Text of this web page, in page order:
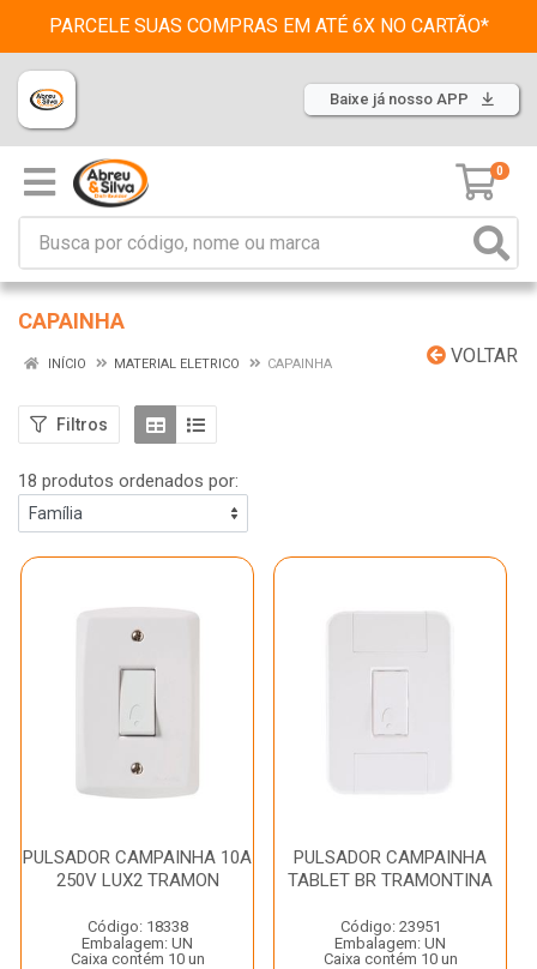
PARCELE SUAS COMPRAS EM ATÉ 6X NO CARTÃO*
Baixe já nosso APP
0
CAPAINHA
VOLTAR
INÍCIO MATERIAL ELETRICO CAPAINHA
Filtros
18 produtos ordenados por:
PULSADOR CAMPAINHA 10A
250V LUX2 TRAMON
Código: 18338
Embalagem: UN
Caixa contém 10 un
PULSADOR CAMPAINHA
TABLET BR TRAMONTINA
Código: 23951
Embalagem: UN
Caixa contém 10 un